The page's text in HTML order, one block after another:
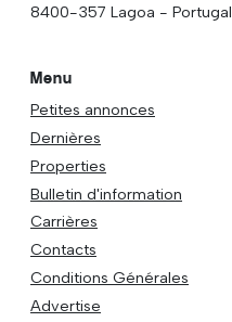
8400-357 Lagoa - Portugal
Menu
Petites annonces
Dernières
Properties
Bulletin d'information
Carrières
Contacts
Conditions Générales
Advertise